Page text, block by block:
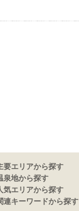
要エリアから探す
泉地から探す
気エリアから探す
連キーワードから探す